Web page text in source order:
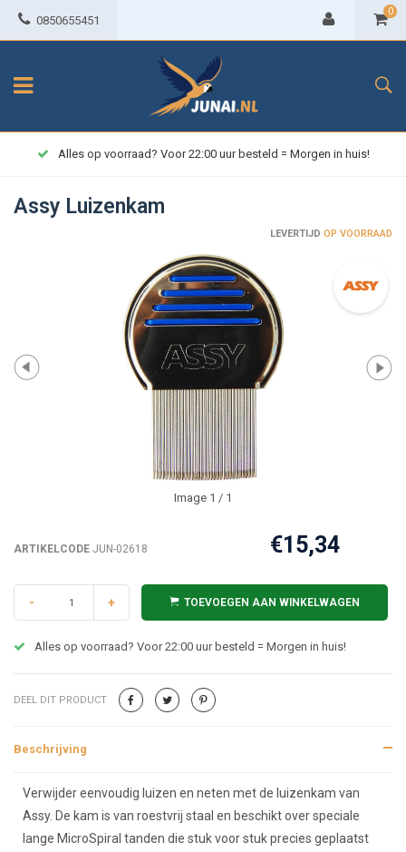
0850655451
0
Alles op voorraad? Voor 22:00 uur besteld = Morgen in huis!
Assy Luizenkam
LEVERTIJD OP VOORRAAD
Image 1 / 1
ARTIKELCODE JUN-02618 €15,34
- + TOEVOEGEN AAN WINKELWAGEN
Alles op voorraad? Voor 22:00 uur besteld = Morgen in huis!
DEEL DIT PRODUCT
Beschrijving
Beschrijving
Verwijder eenvoudig luizen en neten met de luizenkam van
Assy. De kam is van roestvrij staal en beschikt over speciale
lange MicroSpiral tanden die stuk voor stuk precies geplaatst